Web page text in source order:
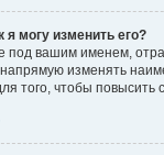
я могу изменить его?
под вашим именем,
изменять
того, чтобы